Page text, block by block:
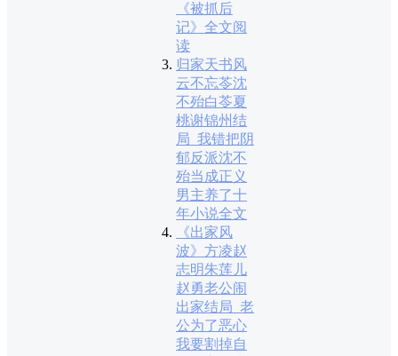
《被抓后
记》全文阅
读
归家天书风
云不忘苓沈
不殆白苓夏
桃谢锦州结
局_我错把阴
郁反派沈不
殆当成正义
男主养了十
年小说全文
《出家风
波》方凌赵
志明朱莲儿
赵勇老公闹
出家结局_老
公为了恶心
我要割掉自